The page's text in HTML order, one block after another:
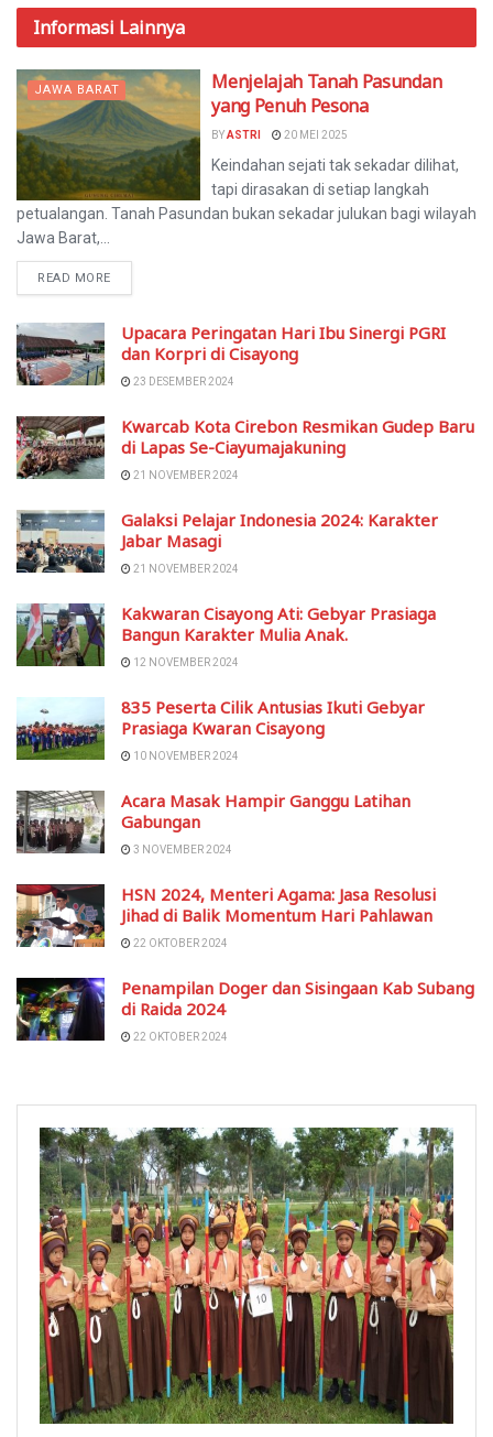
Informasi Lainnya
JAWA BARAT
Menjelajah Tanah Pasundan
yang Penuh Pesona
BYASTRI 20 MEI 2025
Keindahan sejati tak sekadar dilihat,
tapi dirasakan di setiap langkah
petualangan. Tanah Pasundan bukan sekadar julukan bagi wilayah
Jawa Barat,...
READ MORE
Upacara Peringatan Hari Ibu Sinergi PGRI
dan Korpri di Cisayong
23 DESEMBER 2024
Kwarcab Kota Cirebon Resmikan Gudep Baru
di Lapas Se-Ciayumajakuning
21 NOVEMBER 2024
Galaksi Pelajar Indonesia 2024: Karakter
Jabar Masagi
21 NOVEMBER 2024
Kakwaran Cisayong Ati: Gebyar Prasiaga
Bangun Karakter Mulia Anak.
12 NOVEMBER 2024
835 Peserta Cilik Antusias Ikuti Gebyar
Prasiaga Kwaran Cisayong
10 NOVEMBER 2024
Acara Masak Hampir Ganggu Latihan
Gabungan
3 NOVEMBER 2024
HSN 2024, Menteri Agama: Jasa Resolusi
Jihad di Balik Momentum Hari Pahlawan
22 OKTOBER 2024
Penampilan Doger dan Sisingaan Kab Subang
di Raida 2024
22 OKTOBER 2024